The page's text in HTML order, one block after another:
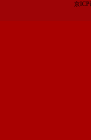
京ICP